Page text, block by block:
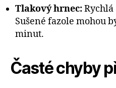
Tlakový hrnec:Rychlá
Sušené fazole mohou
minut.
Časté chyby